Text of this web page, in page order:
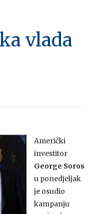
vlada
Američki
investitor
George Soros
u ponedjeljak
je osudio
kampanju